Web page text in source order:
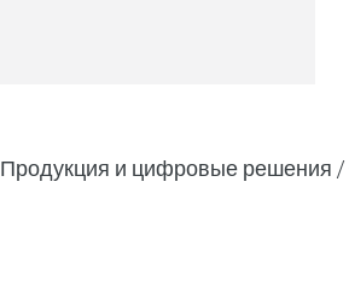
Продукция и цифровые решения